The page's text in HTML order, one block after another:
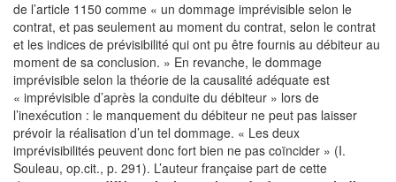
de l’article 1150 comme « un dommage imprévisible selon le
contrat, et pas seulement au moment du contrat, selon le contrat
et les indices de prévisibilité qui ont pu être fournis au débiteur au
moment de sa conclusion. » En revanche, le dommage
imprévisible selon la théorie de la causalité adéquate est
« imprévisible d’après la conduite du débiteur » lors de
l’inexécution : le manquement du débiteur ne peut pas laisser
prévoir la réalisation d’un tel dommage. « Les deux
imprévisibilités peuvent donc fort bien ne pas coïncider » (I.
Souleau, op.cit., p. 291). L’auteur française part de cette